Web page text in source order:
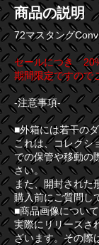
商品の説明
72マスタング
セールにつき
期間限定ですので
-注意事項-
■外箱には若干の
これは、コレクシ
での保管や移動の
さい。
また、開封された
購入前にご質問し
■商品画像につい
実際にリリースさ
ざいます。その際